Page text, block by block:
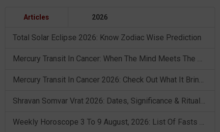
Articles 2026
Total Solar Eclipse 2026: Know Zodiac Wise Prediction
Mercury Transit In Cancer: When The Mind Meets The Heart!
Mercury Transit In Cancer 2026: Check Out What It Brings For You
Shravan Somvar Vrat 2026: Dates, Significance & Rituals In August
Weekly Horoscope 3 To 9 August, 2026: List Of Fasts & Festivals